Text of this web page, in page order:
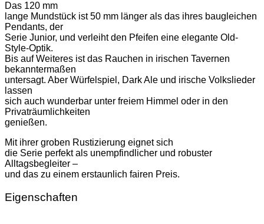
Das 120 mm
lange Mundstück ist 50 mm länger als das ihres baugleichen
Pendants, der
Serie Junior, und verleiht den Pfeifen eine elegante Old-
Style-Optik.
Bis auf Weiteres ist das Rauchen in irischen Tavernen
bekanntermaßen
untersagt. Aber Würfelspiel, Dark Ale und irische Volkslieder
lassen
sich auch wunderbar unter freiem Himmel oder in den
Privaträumlichkeiten
genießen.
Mit ihrer groben Rustizierung eignet sich
die Serie perfekt als unempfindlicher und robuster
Alltagsbegleiter –
und das zu einem erstaunlich fairen Preis.
Eigenschaften